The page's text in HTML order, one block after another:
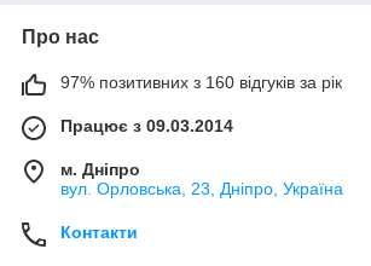
Про нас
97% позитивних з 160 відгуків за рік
Працює з 09.03.2014
м. Дніпро
вул. Орловська, 23, Дніпро, Україна
Контакти